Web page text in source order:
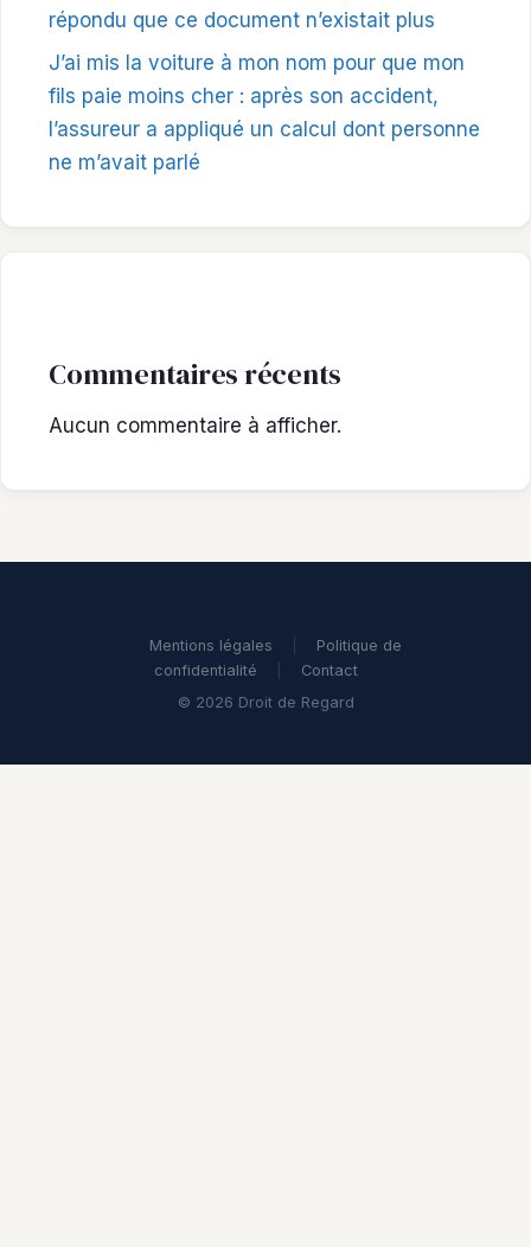
répondu que ce document n’existait plus
J’ai mis la voiture à mon nom pour que mon
fils paie moins cher : après son accident,
l’assureur a appliqué un calcul dont personne
ne m’avait parlé
Commentaires récents
Aucun commentaire à afficher.
Mentions légales
Politique de
confidentialité
Contact
© 2026 Droit de Regard